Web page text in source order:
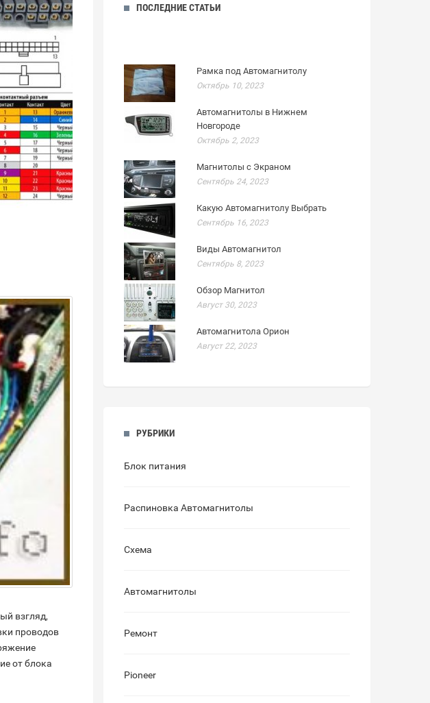
взгляд,
проводов
от блока
ПОСЛЕДНИЕ СТАТЬИ
Рамка под Автомагнитолу
Октябрь 10, 2023
Автомагнитолы в Нижнем
Новгороде
Октябрь 2, 2023
Магнитолы с Экраном
Сентябрь 24, 2023
Какую Автомагнитолу Выбрать
Сентябрь 16, 2023
Виды Автомагнитол
Сентябрь 8, 2023
Обзор Магнитол
Август 30, 2023
Автомагнитола Орион
Август 22, 2023
РУБРИКИ
Блок питания
Распиновка Автомагнитолы
Схема
Автомагнитолы
Ремонт
Pioneer